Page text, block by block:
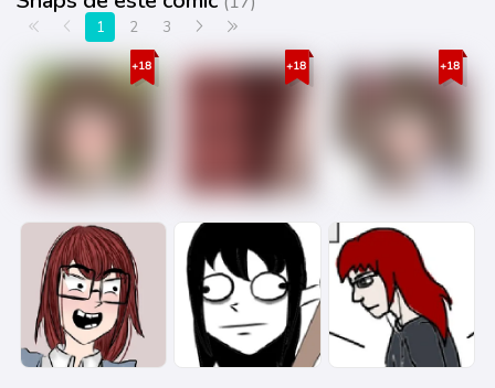
Primera página
Anterior
1 2 3 Siguiente